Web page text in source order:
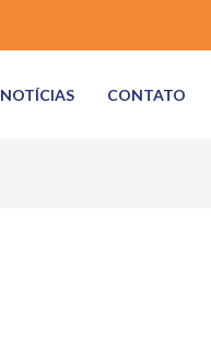
NOTÍCIAS CONTATO